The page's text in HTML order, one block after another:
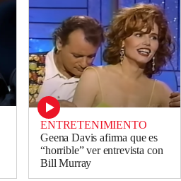
ENTRETENIMIENTO
Geena Davis afirma que es
“horrible” ver entrevista con
Bill Murray